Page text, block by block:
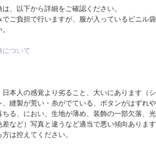
、以下から詳細をご確認ください。
ご負担で行いますが、服が入っているビニル袋
ついて
日本人の感覚より劣ること、大いにあります（シ
、縫製が荒い・糸がでている、ボタンがはずれや
る、におい、生地が薄め、装飾の一部欠落、光
など）写真と違うなど適当で悪い傾向あります
は控えてください。